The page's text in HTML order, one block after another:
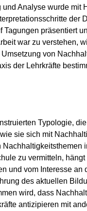
Analyse wurde
präsentiert
war zu verstehen,
von
der Lehrkräfte
Typologie,
sie sich mit
zu vermitteln,
und vom Interesse
des aktuellen
wird, dass
antizipieren mit